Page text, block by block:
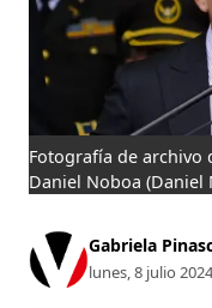
Fotografía de archivo
Daniel Noboa (Daniel
Gabriela
lunes, 8 julio